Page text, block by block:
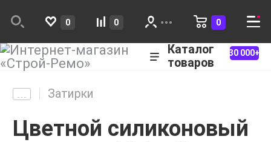
0 0 0
Каталог
товаров
30 000+
Затирки
Цветной силиконовый